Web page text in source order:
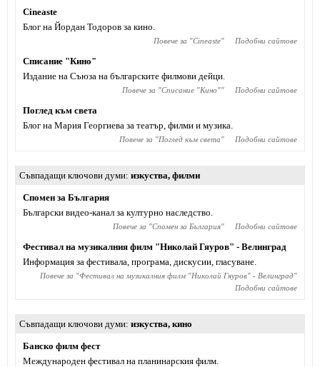
Cineaste
Блог на Йордан Тодоров за кино.
Повече за "Cineaste" Подобни сайтове
Списание "Кино"
Издание на Съюза на българските филмови дейци.
Повече за "Списание "Кино"" Подобни сайтове
Поглед към света
Блог на Мария Георгиева за театър, филми и музика.
Повече за "Поглед към света" Подобни сайтове
Съвпадащи ключови думи изкуства, филми
Спомен за България
Български видео-канал за културно наследство.
Повече за "Спомен за България" Подобни сайтове
Фестивал на музикалния филм "Николай Гяуров" - Велинград
Информация за фестивала, програма, дискусии, гласуване.
Повече за "Фестивал на музикалния филм "Николай Гяуров" - Велинград"
Подобни сайтове
Съвпадащи ключови думи изкуства, кино
Банско филм фест
Международен фестивал на планинарския филм.